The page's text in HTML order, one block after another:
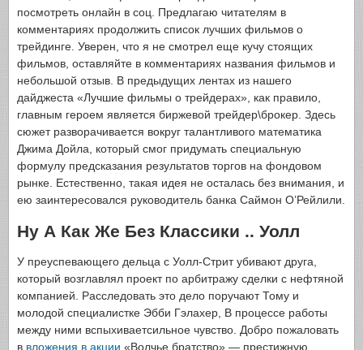
посмотреть онлайн в соц. Предлагаю читателям в
комментариях продолжить список лучших фильмов о
трейдинге. Уверен, что я не смотрел еще кучу стоящих
фильмов, оставляйте в комментариях названия фильмов и
небольшой отзыв. В предыдущих лентах из нашего
дайджеста «Лучшие фильмы о трейдерах», как правило,
главным героем является биржевой трейдер\брокер. Здесь
сюжет разворачивается вокруг талантливого математика
Джима Дойла, который смог придумать специальную
формулу предсказания результатов торгов на фондовом
рынке. Естественно, такая идея не осталась без внимания, и
ею заинтересовался руководитель банка Саймон О’Рейлили.
Ну А Как Же Без Классики .. Уолл
У преуспевающего дельца с Уолл-Стрит убивают друга,
который возглавлял проект по арбитражу сделки с нефтяной
компанией. Расследовать это дело поручают Тому и
молодой специалистке Эбби Гэлахер, В процессе работы
между ними вспыхиваетсильное чувство. Добро пожаловать
в вложения в акции «Волчье братство» — престижную